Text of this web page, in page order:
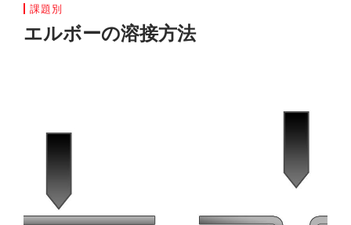
課題別
エルボーの溶接方法